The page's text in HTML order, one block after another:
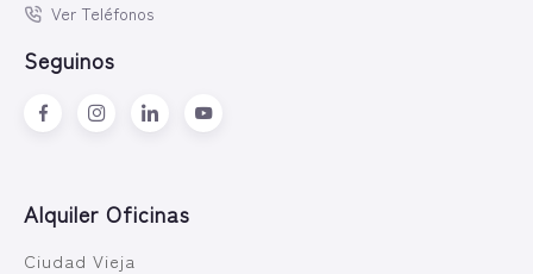
Ver Teléfonos
Seguinos
Alquiler Oficinas
Ciudad Vieja